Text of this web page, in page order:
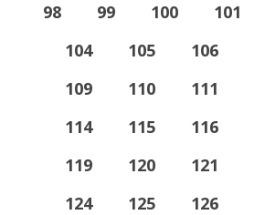
98
99 100 101
104
105 106
109
110 111
114
115 116
119
120 121
124
125 126